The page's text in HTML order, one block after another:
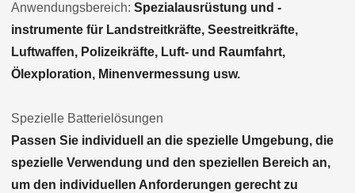
Anwendungsbereich: Spezialausrüstung und -
instrumente für Landstreitkräfte, Seestreitkräfte,
Luftwaffen, Polizeikräfte, Luft- und Raumfahrt,
Ölexploration, Minenvermessung usw.
Spezielle Batterielösungen
Passen Sie individuell an die spezielle Umgebung, die
spezielle Verwendung und den speziellen Bereich an,
um den individuellen Anforderungen gerecht zu